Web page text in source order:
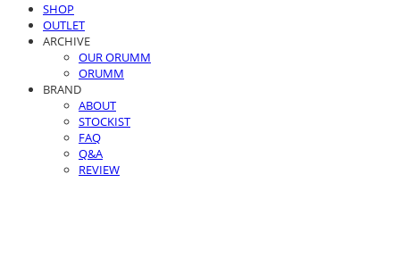
SHOP
OUTLET
ARCHIVE
OUR ORUMM
ORUMM
BRAND
ABOUT
STOCKIST
FAQ
Q&A
REVIEW